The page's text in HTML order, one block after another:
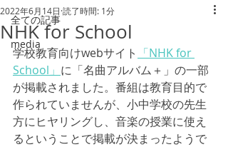
全ての記事
media
NHK for School
2022年6月14日 読了時間: 1分
学校教育向けwebサイト 「NHK for
School」 に「名曲アルバム＋」の一部
が掲載されました。番組は教育目的で
作られていませんが、小中学校の先生
方にヒヤリングし、音楽の授業に使え
るということで掲載が決まったようで